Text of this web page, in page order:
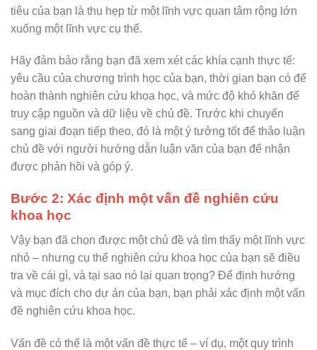
tiêu của bạn là thu hẹp từ một lĩnh vực quan tâm rộng lớn
xuống một lĩnh vực cụ thể.
Hãy đảm bảo rằng bạn đã xem xét các khía cạnh thực tế:
yêu cầu của chương trình học của bạn, thời gian bạn có để
hoàn thành nghiên cứu khoa học, và mức độ khó khăn để
truy cập nguồn và dữ liệu về chủ đề. Trước khi chuyển
sang giai đoạn tiếp theo, đó là một ý tưởng tốt để thảo luận
chủ đề với người hướng dẫn luận văn của bạn để nhận
được phản hồi và góp ý.
Bước 2: Xác định một vấn đề nghiên cứu
khoa học
Vậy bạn đã chọn được một chủ đề và tìm thấy một lĩnh vực
nhỏ – nhưng cụ thể nghiên cứu khoa học của bạn sẽ điều
tra về cái gì, và tại sao nó lại quan trọng? Để định hướng
và mục đích cho dự án của bạn, bạn phải xác định một vấn
đề nghiên cứu khoa học.
Vấn đề có thể là một vấn đề thực tế – ví dụ, một quy trình